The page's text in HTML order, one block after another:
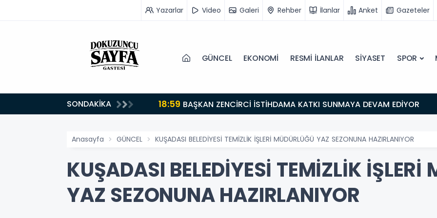
Yazarlar Video Galeri Rehber İlanlar Anket Gazeteler
GÜNCEL EKONOMİ RESMİ İLANLAR SİYASET SPOR
SONDAKİKA 18:59 BAŞKAN ZENCİRCİ İSTİHDAMA KATKI SUNMAYA DEVAM EDİYOR
Anasayfa GÜNCEL KUŞADASI BELEDİYESİ TEMİZLİK İŞLERİ MÜDÜRLÜĞÜ YAZ SEZONUNA HAZIRLANIYOR
KUŞADASI BELEDİYESİ TEMİZLİK İŞLERİ
YAZ SEZONUNA HAZIRLANIYOR